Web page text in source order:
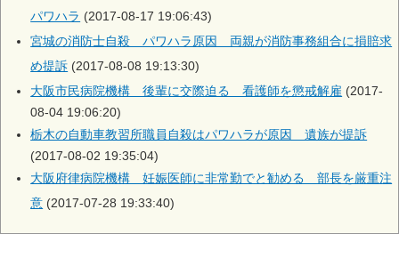
パワハラ (2017-08-17 19:06:43)
宮城の消防士自殺 パワハラ原因 両親が消防事務組合に損賠求
め提訴 (2017-08-08 19:13:30)
大阪市民病院機構 後輩に交際迫る 看護師を懲戒解雇 (2017-
08-04 19:06:20)
栃木の自動車教習所職員自殺はパワハラが原因 遺族が提訴
(2017-08-02 19:35:04)
大阪府律病院機構 妊娠医師に非常勤でと勧める 部長を厳重注
意 (2017-07-28 19:33:40)